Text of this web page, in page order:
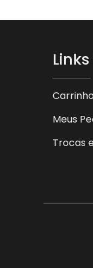
Meus
Trocas